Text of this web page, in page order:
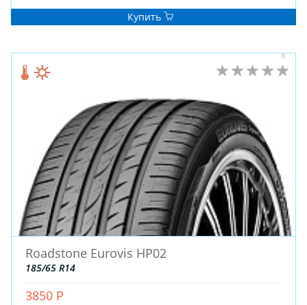
ДЛЯ ГРУЗОВЫХ АВТО
ШТАМПОВАНЫЕ
ДЛЯ ГРУЗОВЫХ АВТО
ДЛЯ ГРУЗОВЫХ АВТО
ДЛЯ ЛЕГКОВЫХ АВТО
ШИНЫ
ДИСКИ
Купить
Roadstone Eurovis HP02
185/65 R14
3850 Р